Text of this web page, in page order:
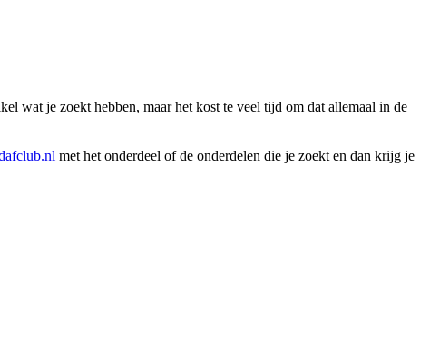
wat je zoekt hebben, maar het kost te veel tijd om dat allemaal in de
met het onderdeel of de onderdelen die je zoekt en dan krijg je